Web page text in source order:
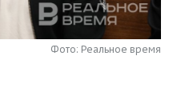
Фото: Реальное время